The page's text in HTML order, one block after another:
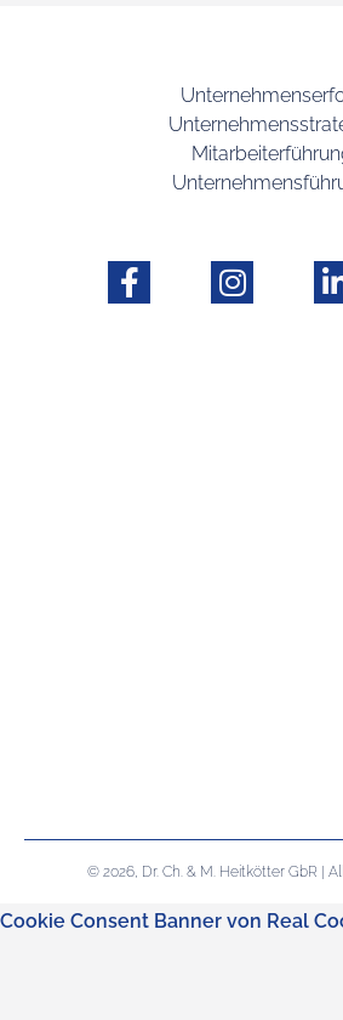
© 2026, Dr. Ch. & M. Heitkötter GbR |
Cookie Consent Banner von Real